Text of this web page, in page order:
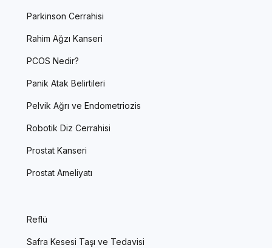
Parkinson Cerrahisi
Rahim Ağzı Kanseri
PCOS Nedir?
Panik Atak Belirtileri
Pelvik Ağrı ve Endometriozis
Robotik Diz Cerrahisi
Prostat Kanseri
Prostat Ameliyatı
Reflü
Safra Kesesi Taşı ve Tedavisi